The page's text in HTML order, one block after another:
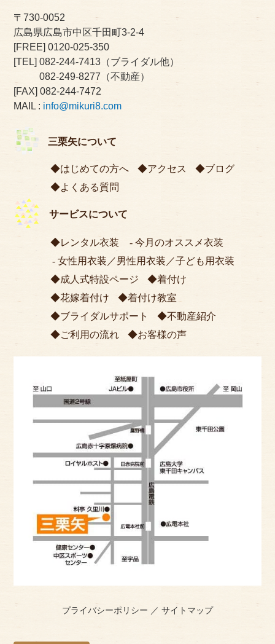
〒730-0052
広島県広島市中区千田町3-2-4
[FREE]0120-025-350
[TEL] 082-244-7413 （ブライダル他）
082-249-8277 （不動産）
[FAX] 082-244-7472
MAIL : info@mikuri8.com
三栗矢について
はじめての方へ アクセス
ブログ
よくある質問
サービスについて
レンタル衣装
今月のオススメ衣装
女性用衣装 ／男性用衣装 ／子ども用衣装
成人式特設ページ
着付け
花嫁着付け
着付け教室
ブライダルサポート
不動産紹介
ご利用の流れ
お客様の声
プライバシーポリシー ／ サイトマップ